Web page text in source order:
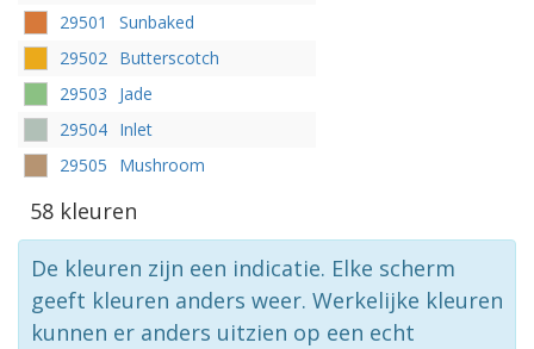
29501
Sunbaked
29502 Butterscotch
29503
Jade
29504 Inlet
29505
Mushroom
58 kleuren
De kleuren zijn een indicatie. Elke scherm
geeft kleuren anders weer. Werkelijke kleuren
kunnen er anders uitzien op een echt